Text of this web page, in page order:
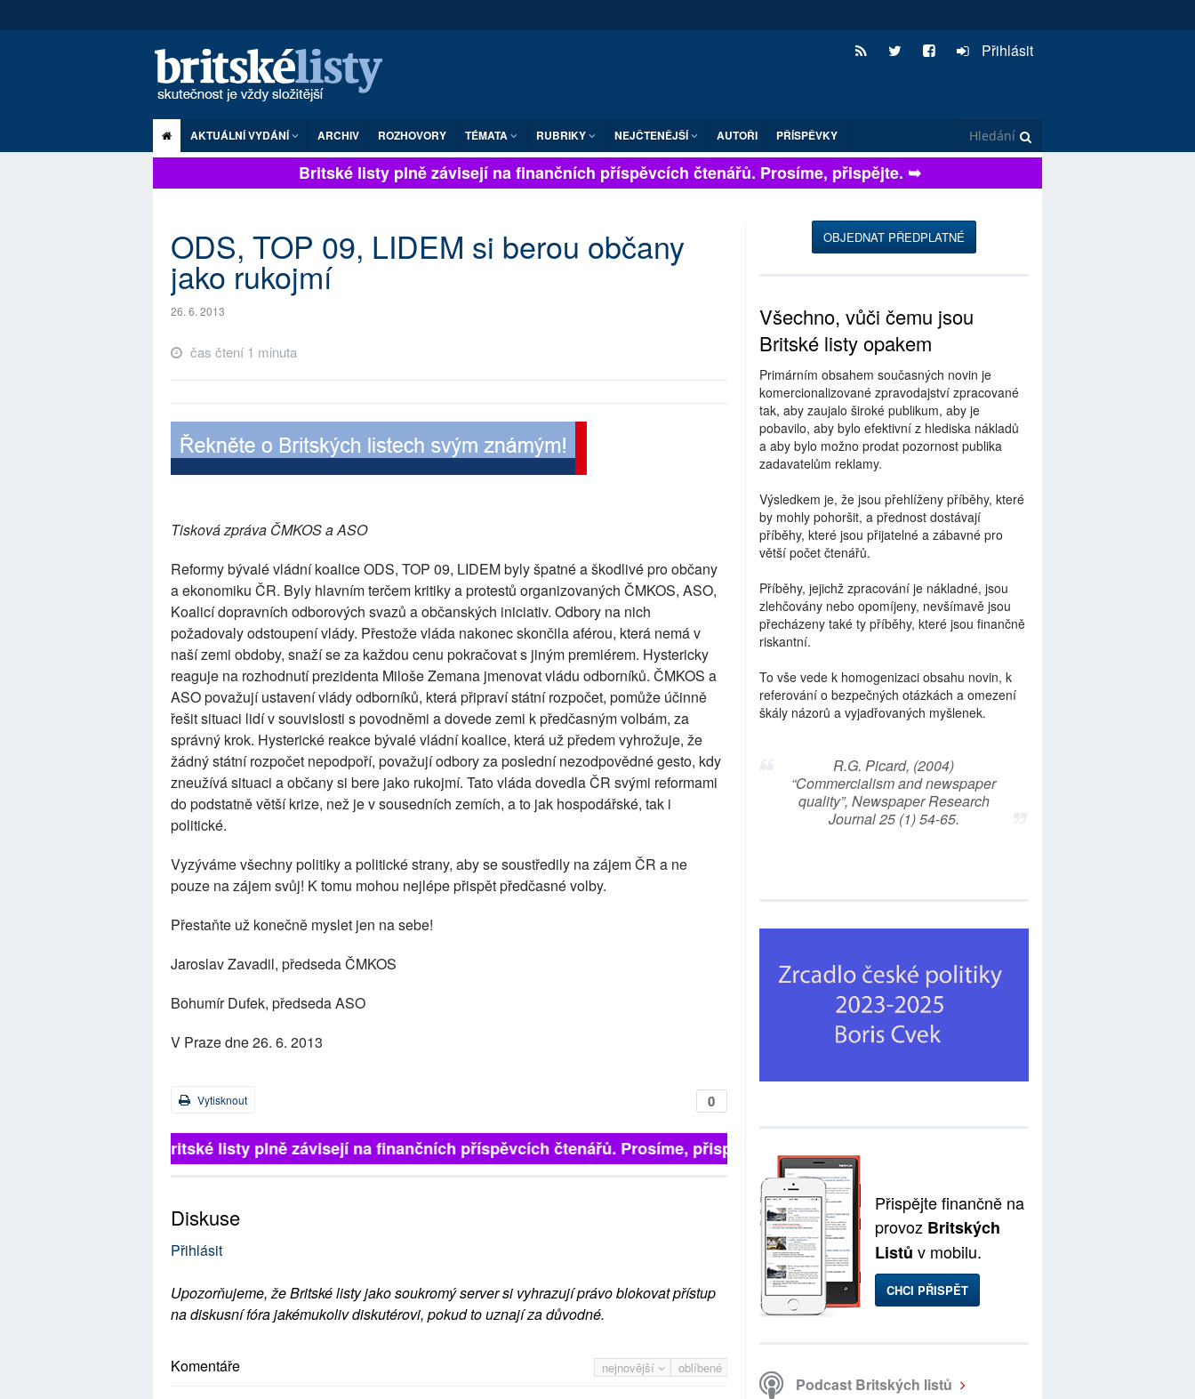
Přihlásit
AKTUÁLNÍ VYDÁNÍ ARCHIV ROZHOVORY TÉMATA RUBRIKY NEJČTENĚJŠÍ AUTOŘI PŘÍSPĚVKY
Britské listy plně závisejí na finančních příspěvcích čtenářů. Prosíme, přispějte. ➥
ODS, TOP 09, LIDEM si berou občany
jako rukojmí
26. 6. 2013
čas čtení 1 minuta
Tisková zpráva ČMKOS a ASO
Reformy bývalé vládní koalice ODS, TOP 09, LIDEM byly špatné a škodlivé pro občany
a ekonomiku ČR. Byly hlavním terčem kritiky a protestů organizovaných ČMKOS, ASO,
Koalicí dopravních odborových svazů a občanských iniciativ. Odbory na nich
požadovaly odstoupení vlády. Přestože vláda nakonec skončila aférou, která nemá v
naší zemi obdoby, snaží se za každou cenu pokračovat s jiným premiérem. Hystericky
reaguje na rozhodnutí prezidenta Miloše Zemana jmenovat vládu odborníků. ČMKOS a
ASO považují ustavení vlády odborníků, která připraví státní rozpočet, pomůže účinně
řešit situaci lidí v souvislosti s povodněmi a dovede zemi k předčasným volbám, za
správný krok. Hysterické reakce bývalé vládní koalice, která už předem vyhrožuje, že
žádný státní rozpočet nepodpoří, považují odbory za poslední nezodpovědné gesto, kdy
zneužívá situaci a občany si bere jako rukojmí. Tato vláda dovedla ČR svými reformami
do podstatně větší krize, než je v sousedních zemích, a to jak hospodářské, tak i
politické.
Vyzýváme všechny politiky a politické strany, aby se soustředily na zájem ČR a ne
pouze na zájem svůj! K tomu mohou nejlépe přispět předčasné volby.
Přestaňte už konečně myslet jen na sebe!
Jaroslav Zavadil, předseda ČMKOS
Bohumír Dufek, předseda ASO
V Praze dne 26. 6. 2013
0
Vytisknout
Britské listy plně závisejí na finančních příspěvcích čtenářů. Prosíme, přispějte. ➥
Diskuse
Přihlásit
Upozorňujeme, že Britské listy jako soukromý server si vyhrazují právo blokovat přístup
na diskusní fóra jakémukoliv diskutérovi, pokud to uznají za důvodné.
nejnovější oblíbené
Komentáře
OBJEDNAT PŘEDPLATNÉ
Všechno, vůči čemu jsou
Britské listy opakem
Primárním obsahem současných novin je
komercionalizované zpravodajství zpracované
tak, aby zaujalo široké publikum, aby je
pobavilo, aby bylo efektivní z hlediska nákladů
a aby bylo možno prodat pozornost publika
zadavatelům reklamy.
Výsledkem je, že jsou přehlíženy příběhy, které
by mohly pohoršit, a přednost dostávají
příběhy, které jsou přijatelné a zábavné pro
větší počet čtenářů.
Příběhy, jejichž zpracování je nákladné, jsou
zlehčovány nebo opomíjeny, nevšímavě jsou
přecházeny také ty příběhy, které jsou finančně
riskantní.
To vše vede k homogenizaci obsahu novin, k
referování o bezpečných otázkách a omezení
škály názorů a vyjadřovaných myšlenek.
R.G. Picard, (2004)
“Commercialism and newspaper
quality”, Newspaper Research
Journal 25 (1) 54-65.
Přispějte finančně na
provoz Britských
Listů v mobilu.
CHCI PŘISPĚT
Podcast Britských listů